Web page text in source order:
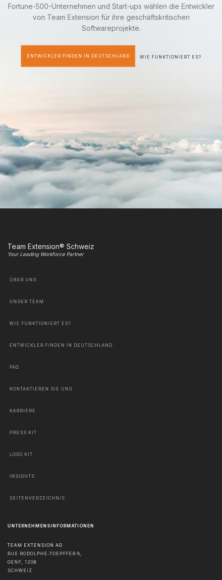
Fortune-500-Unternehmen und Start-ups wählen die Entwickler
von Team Extension für ihre geschäftskritischen
Softwareprojekte.
ENTWICKLER FINDEN IN DEUTSCHLAND WIE FUNKTIONIERT ES?
Team Extension® Schweiz
Your Leading Workforce Partner
ÜBER UNS
UNSER TEAM
WIE FUNKTIONIERT ES?
ENTWICKLER FINDEN IN DEUTSCHLAND
FAQ
KONTAKTIEREN SIE UNS
KARRIERE
PRESS KIT
LOGO KIT
INSIGHTS
SEITENVERZEICHNIS
UNTERNEHMENSINFORMATIONEN
TEAM EXTENSION AG
RUE RODOLPHE-TOEPFFER 8,
GENF, 1206
SCHWEIZ